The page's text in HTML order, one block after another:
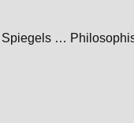
…